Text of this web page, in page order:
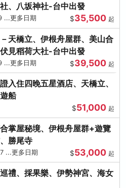
、八坂神社-台中出發
...更多日期 $35,500 起
天橋立、伊根舟屋群、美山合
見稻荷大社-台中出發
...更多日期 $39,500 起
入住四晚五星酒店、天橋立、
船
$51,000 起
掌屋秘境、伊根舟屋群+遊覽
勝尾寺
...更多日期 $53,000 起
禮、採果樂、伊勢神宮、海女